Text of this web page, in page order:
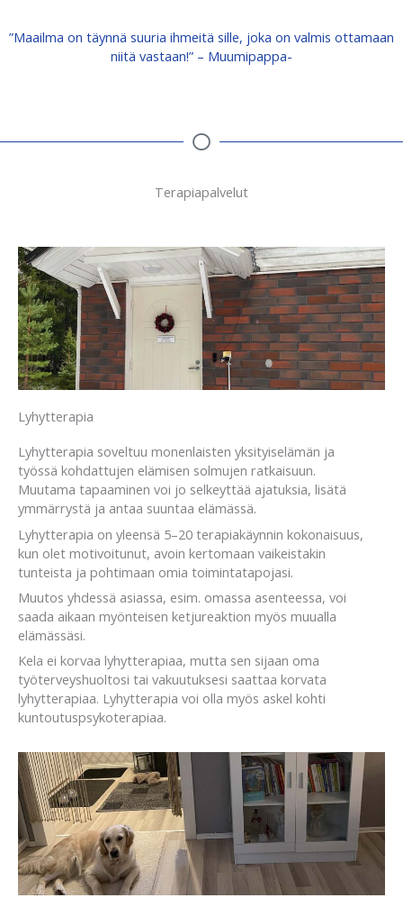
”Maailma on täynnä suuria ihmeitä sille, joka on valmis ottamaan
niitä vastaan!” – Muumipappa-
Terapiapalvelut
Lyhytterapia
Lyhytterapia soveltuu monenlaisten yksityiselämän ja
työssä kohdattujen elämisen solmujen ratkaisuun.
Muutama tapaaminen voi jo selkeyttää ajatuksia, lisätä
ymmärrystä ja antaa suuntaa elämässä.
Lyhytterapia on yleensä 5–20 terapiakäynnin kokonaisuus,
kun olet motivoitunut, avoin kertomaan vaikeistakin
tunteista ja pohtimaan omia toimintatapojasi.
Muutos yhdessä asiassa, esim. omassa asenteessa, voi
saada aikaan myönteisen ketjureaktion myös muualla
elämässäsi.
Kela ei korvaa lyhytterapiaa, mutta sen sijaan oma
työterveyshuoltosi tai vakuutuksesi saattaa korvata
lyhytterapiaa. Lyhytterapia voi olla myös askel kohti
kuntoutuspsykoterapiaa.